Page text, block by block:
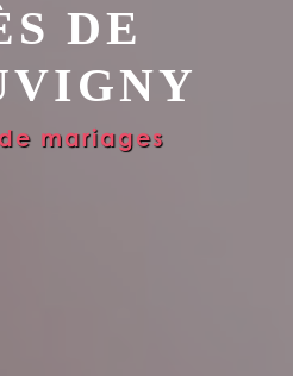
DE
mariages